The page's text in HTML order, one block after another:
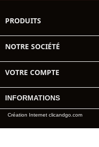
PRODUITS
NOTRE SOCIÉTÉ
VOTRE COMPTE
INFORMATIONS
Création Internet clicandgo.com